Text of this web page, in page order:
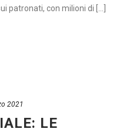
patronati, con milioni di [...]
2021
LE